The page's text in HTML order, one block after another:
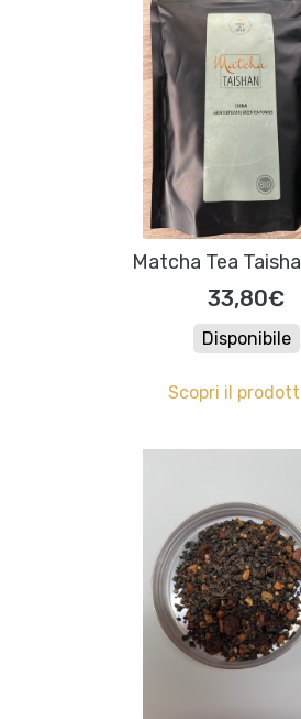
Matcha Tea
33,80€
Disponibile
Scopri il